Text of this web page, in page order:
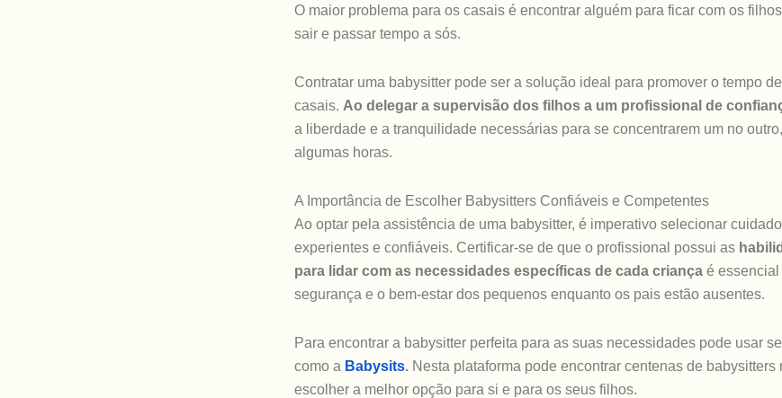
O maior problema para os casais é encontrar alguém para ficar com os
sair e passar tempo a sós.
Contratar uma babysitter pode ser a solução ideal para promover o tempo
casais. Ao delegar a supervisão dos filhos a um profissional de
a liberdade e a tranquilidade necessárias para se concentrarem um no
algumas horas.
A Importância de Escolher Babysitters Confiáveis e Competentes
Ao optar pela assistência de uma babysitter, é imperativo selecionar
experientes e confiáveis. Certificar-se de que o profissional possui as
para lidar com as necessidades específicas de cada criança é essencial
segurança e o bem-estar dos pequenos enquanto os pais estão ausentes.
Para encontrar a babysitter perfeita para as suas necessidades pode usar
como a Babysits. Nesta plataforma pode encontrar centenas de babysitters
escolher a melhor opção para si e para os seus filhos.